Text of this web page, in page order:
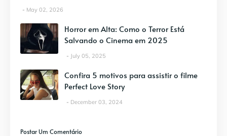
May 02, 2026
Horror em Alta: Como o Terror Está
Salvando o Cinema em 2025
July 05, 2025
Confira 5 motivos para assistir o filme
Perfect Love Story
December 03, 2024
Postar Um Comentário